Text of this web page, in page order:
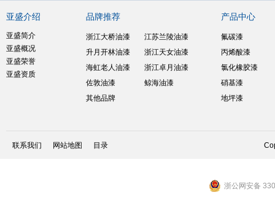
亚盛介绍
亚盛简介
亚盛概况
亚盛荣誉
亚盛资质
品牌推荐
浙江大桥油漆
江苏兰陵油漆
升月开林油漆
浙江天女油漆
海虹老人油漆
浙江卓月油漆
佐敦油漆
鲸海油漆
其他品牌
产品中心
氟碳漆
丙烯酸漆
氯化橡胶漆
硝基漆
地坪漆
联系我们 网站地图 目录
浙公网安备